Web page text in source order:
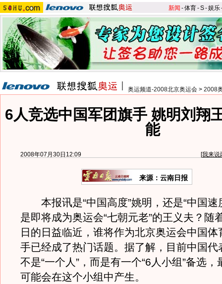
新闻 -体育-S-娱乐
奥运频道-2008北京奥运会 > 2008
6人竞选中国军团旗手 姚明刘翔
能
2008年07月30日12:09 [我来说
来源：云南日报
本报讯是“中国高度”姚明，还是“中国速
是即将成为奥运会“七朝元老”的王义夫？随
日的日益临近，谁将作为北京奥运会中国体
手已经成了热门话题。据了解，目前中国代
不是“一个人”，而是有一个“6人小组”备选
可能会在这个小组中产生。